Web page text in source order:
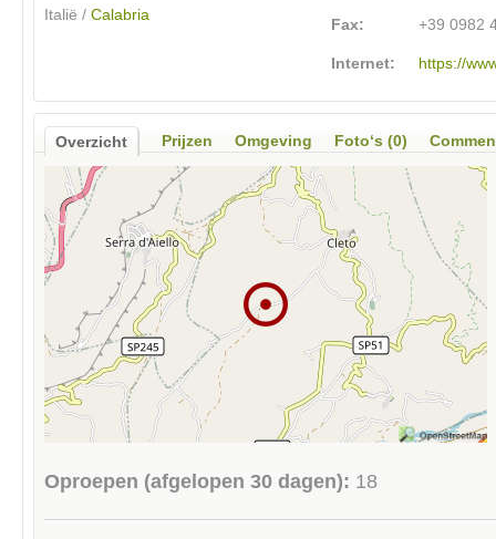
Italië / Calabria
Fax: +39 0982
Internet: https://
Overzicht Prijzen Omgeving Foto‘s (0)
Oproepen (afgelopen 30 dagen): 18